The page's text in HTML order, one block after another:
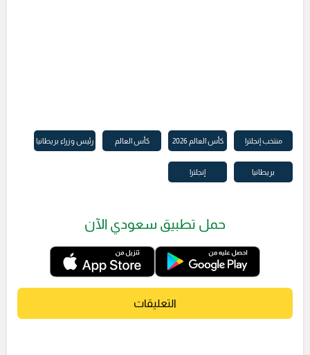
منتخب إنجلترا كأس العالم 2026 كأس العالم رئيس وزراء بريطانيا
بريطانيا إنجلترا
حمل تطبيق سعودي الآن
التعليقات